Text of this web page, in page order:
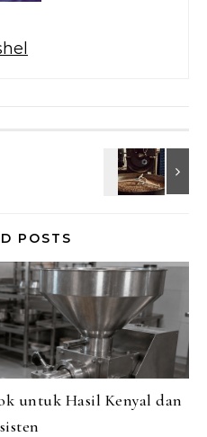
POSTS
untuk Hasil Kenyal dan